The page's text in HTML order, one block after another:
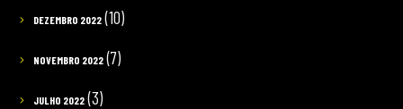
DEZEMBRO 2022(10)
NOVEMBRO 2022(7)
JULHO 2022(3)